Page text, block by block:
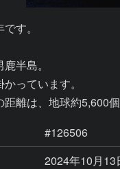
す。
半島。
っています。
離は、地球約5,600個
#126506
2024年10月13